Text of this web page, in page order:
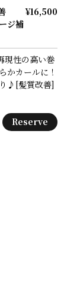
ジ補
¥16,500
現性の高い巻
かカールに！
♪[髪質改善]
Reserve